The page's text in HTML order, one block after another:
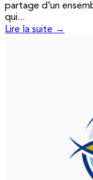
partage d’un
qui...
Lire la suite →